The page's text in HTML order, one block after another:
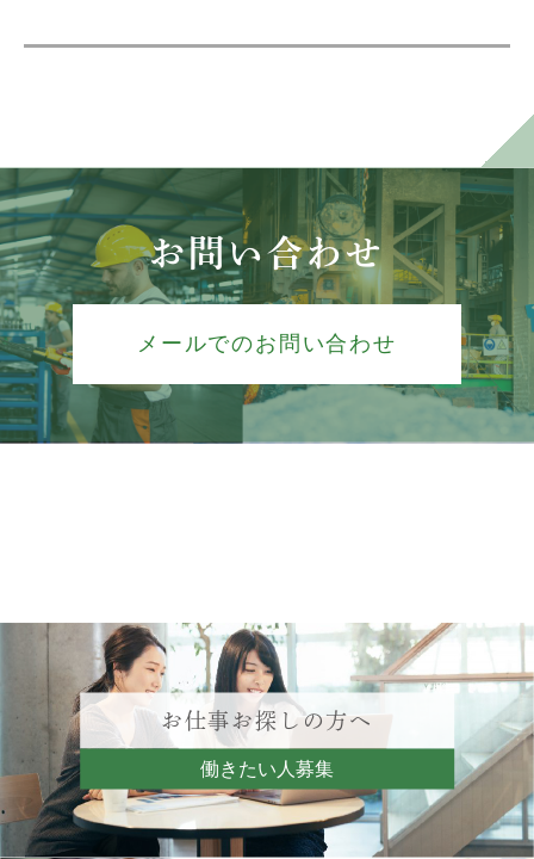
お問い合わせ
メールでのお問い合わせ
お仕事お探しの方へ
働きたい人募集